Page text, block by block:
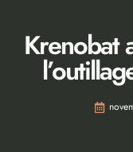
Krenobat